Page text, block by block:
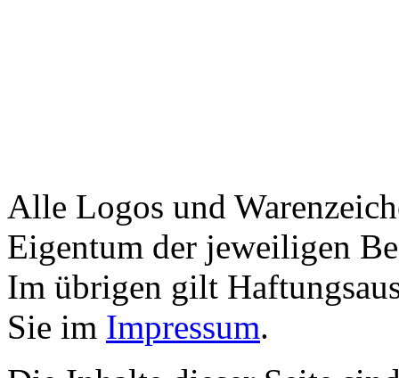
Alle Logos und
Eigentum der jeweiligen
Im übrigen gilt
Sie im Impressum.